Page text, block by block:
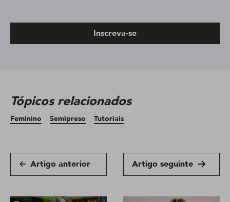
Inscreva-se
Tópicos relacionados
Feminino Semipreso Tutoriais
Artigo anterior Artigo seguinte